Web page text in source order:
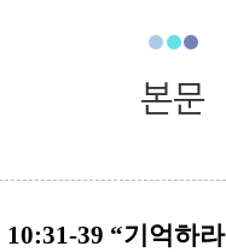
본문
10:31-39 “기억하